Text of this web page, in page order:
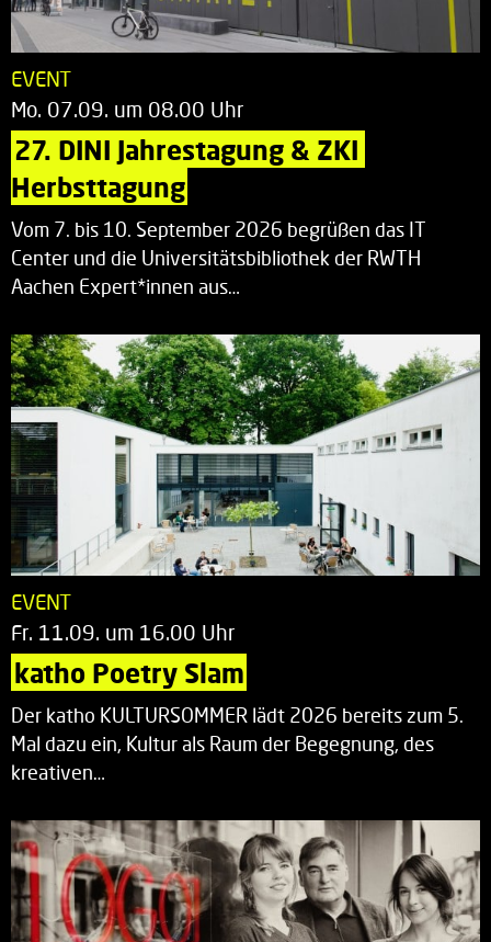
EVENT
Mo. 07.09. um 08.00 Uhr
27. DINI Jahrestagung & ZKI
Herbsttagung
Vom 7. bis 10. September 2026 begrüßen das IT
Center und die Universitätsbibliothek der RWTH
Aachen Expert*innen aus…
EVENT
Fr. 11.09. um 16.00 Uhr
katho Poetry Slam
Der katho KULTURSOMMER lädt 2026 bereits zum 5.
Mal dazu ein, Kultur als Raum der Begegnung, des
kreativen…